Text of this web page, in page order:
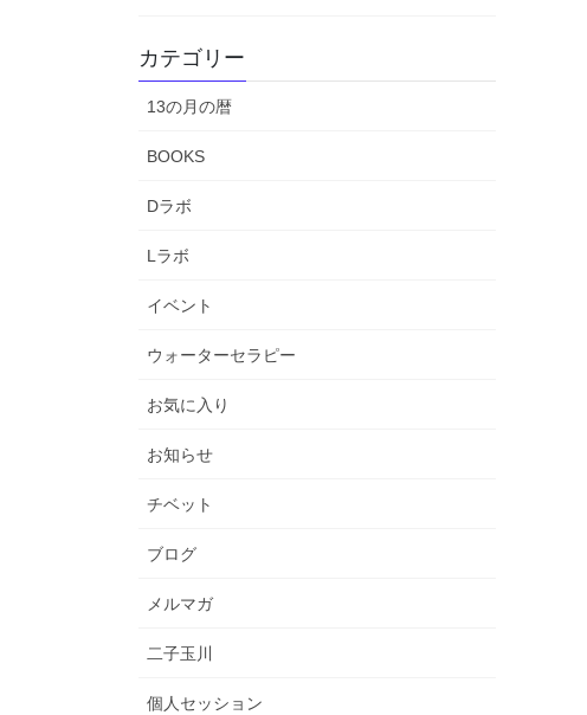
カテゴリー
13の月の暦
BOOKS
Dラボ
Lラボ
イベント
ウォーターセラピー
お気に入り
お知らせ
チベット
ブログ
メルマガ
二子玉川
個人セッション